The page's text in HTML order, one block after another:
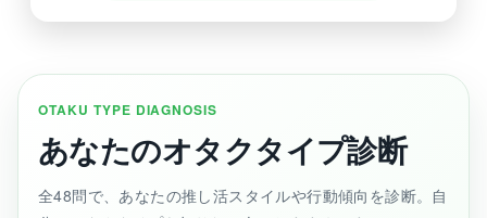
OTAKU TYPE DIAGNOSIS
あなたのオタクタイプ診断
全48問で、あなたの推し活スタイルや行動傾向を診断。自